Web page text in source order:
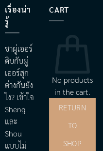
เรื่องน่า
รู้
ชาผู่เออร์
ดิบกับผู่
เออร์สุก
ต่างกันยัง
ไง? เข้าใจ
Sheng
และ
Shou
แบบไม่
CART
No products
in the cart.
RETURN
TO
SHOP